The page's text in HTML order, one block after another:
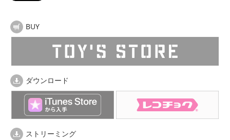
BUY
ダウンロード
ストリーミング